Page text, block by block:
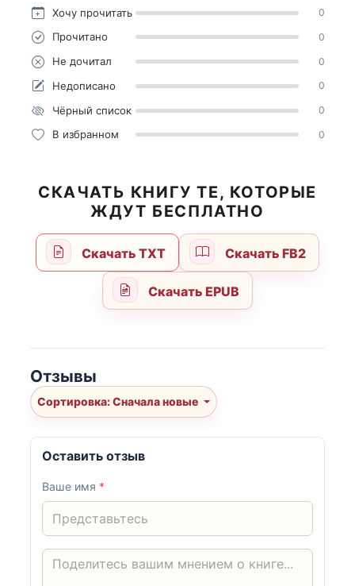
Хочу прочитать 0
Прочитано 0
Не дочитал 0
Недописано 0
Чёрный список 0
В избранном 0
СКАЧАТЬ КНИГУ ТЕ, КОТОРЫЕ
ЖДУТ БЕСПЛАТНО
Скачать TXT Скачать FB2
Скачать EPUB
Отзывы
Сортировка: Сначала новые
Оставить отзыв
Ваше имя *